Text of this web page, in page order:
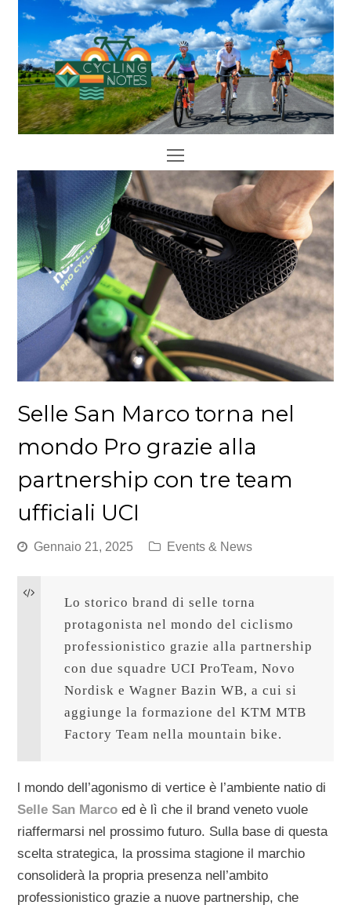
Open
Mobile
Menu
Selle San Marco torna nel
mondo Pro grazie alla
partnership con tre team
ufficiali UCI
Gennaio 21, 2025 Events & News
Lo storico brand di selle torna
protagonista nel mondo del ciclismo
professionistico grazie alla partnership
con due squadre UCI ProTeam, Novo
Nordisk e Wagner Bazin WB, a cui si
aggiunge la formazione del KTM MTB
Factory Team nella mountain bike.
l mondo dell’agonismo di vertice è l’ambiente natio di
Selle San Marco ed è lì che il brand veneto vuole
riaffermarsi nel prossimo futuro. Sulla base di questa
scelta strategica, la prossima stagione il marchio
consoliderà la propria presenza nell’ambito
professionistico grazie a nuove partnership, che